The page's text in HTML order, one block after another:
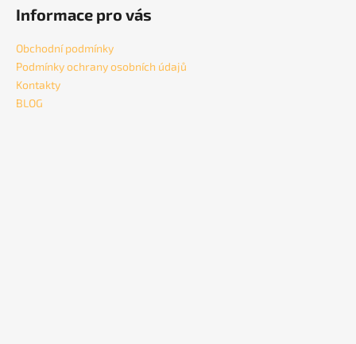
Informace pro vás
Obchodní podmínky
Podmínky ochrany osobních údajů
Kontakty
BLOG